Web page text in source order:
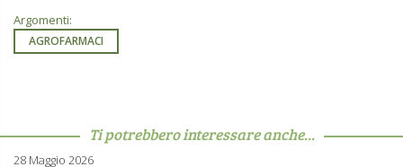
Argomenti:
AGROFARMACI
Ti potrebbero interessare anche...
28 Maggio 2026